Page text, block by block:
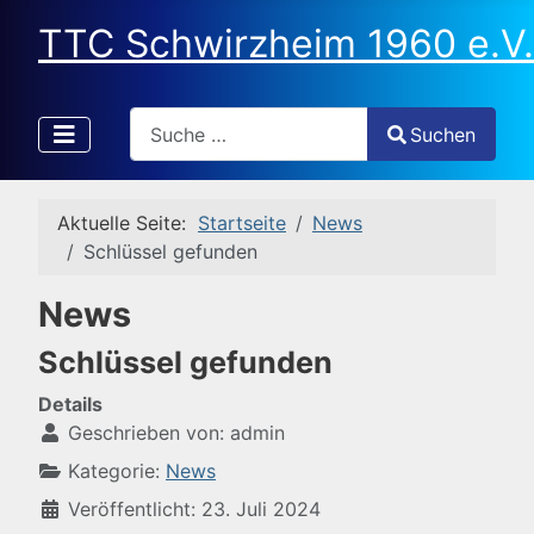
TTC Schwirzheim 1960 e.V.
Type 2 or more characters for results.
Suchen
Aktuelle Seite: Startseite
News
Schlüssel gefunden
News
Schlüssel gefunden
Details
Geschrieben von: admin
Kategorie: News
Veröffentlicht: 23. Juli 2024